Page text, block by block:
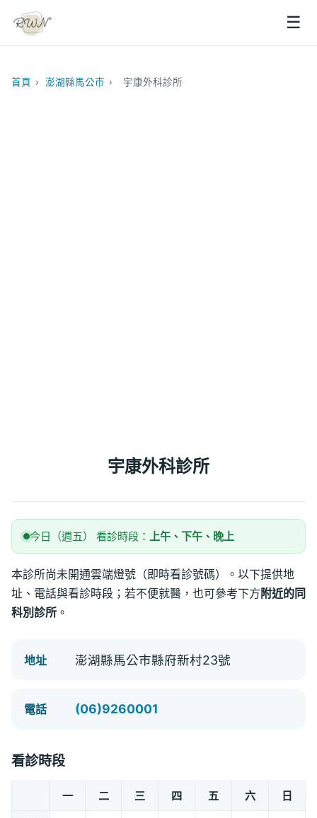
☰
首頁 › 澎湖縣馬公市 › 宇康外科診所
宇康外科診所
今日（週五） 看診時段： 上午、下午、晚上
本診所尚未開通雲端燈號（即時看診號碼）。以下提供地
址、電話與看診時段；若不便就醫，也可參考下方 附近的同
科別診所 。
地址 澎湖縣馬公市縣府新村23號
電話 (06)9260001
看診時段
一 二 三 四 五 六 日